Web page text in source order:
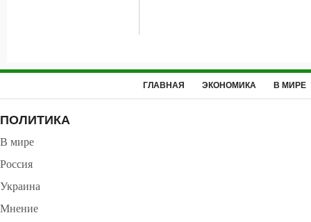
ГЛАВНАЯ ЭКОНОМИКА В МИРЕ
ПОЛИТИКА
В мире
Россия
Украина
Мнение